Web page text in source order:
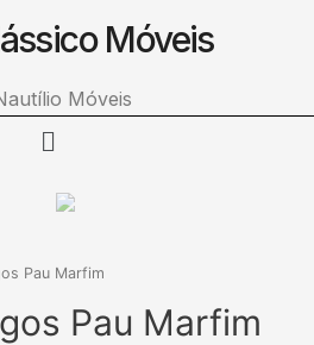
Móveis
Móveis
Menu
Pau Marfim
Pau Marfim